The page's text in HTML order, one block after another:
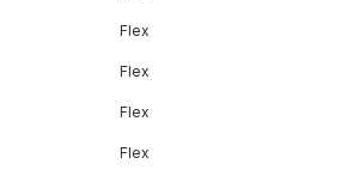
Flex
Flex
Flex
Flex